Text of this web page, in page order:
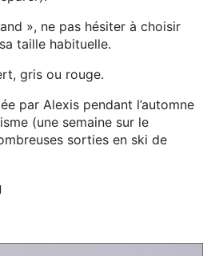
», ne pas hésiter à choisir
taille habituelle.
gris ou rouge.
par Alexis pendant l’automne
(une semaine sur le
sorties en ski de